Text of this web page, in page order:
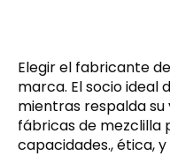
Elegir el fabricante
marca. El socio ideal
mientras respalda su
fábricas de mezclilla
capacidades., ética,